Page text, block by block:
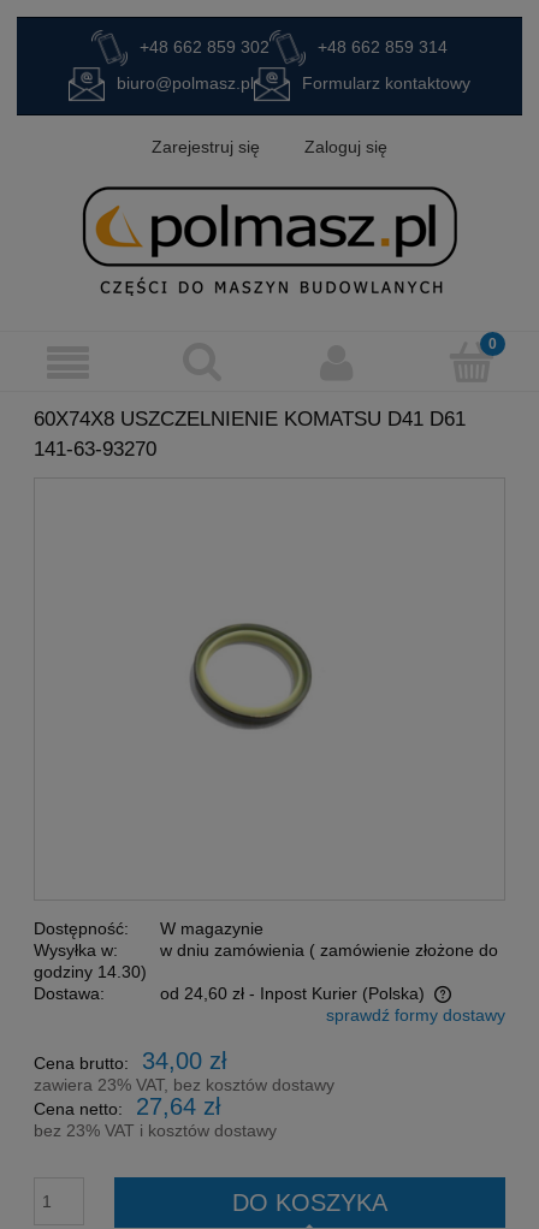
+48 662 859 302
+48 662 859 314
biuro@polmasz.pl
Formularz kontaktowy
Zarejestruj się Zaloguj się
60X74X8 USZCZELNIENIE KOMATSU D41 D61
141-63-93270
Dostępność:
W magazynie
Wysyłka w:
w dniu zamówienia ( zamówienie złożone do
godziny 14.30)
Dostawa:
od 24,60 zł - Inpost Kurier (Polska)
Cena nie zawiera ewentualnych kosztów płatnościsprawdź formy dostawy
Cena brutto: 34,00 zł
zawiera 23% VAT, bez kosztów dostawy
Cena netto:
27,64 zł
bez 23% VAT i kosztów dostawy
DO KOSZYKA